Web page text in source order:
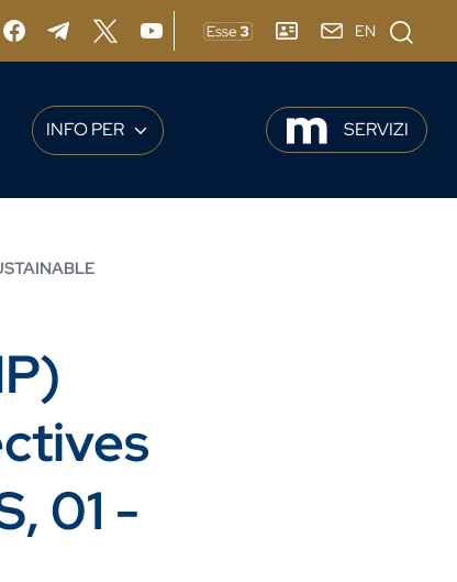
FacebookTelegram
X YouTubeESSE3 RUBRICA
webmail
EN Cerca
INFO PER SERVIZI
01 -